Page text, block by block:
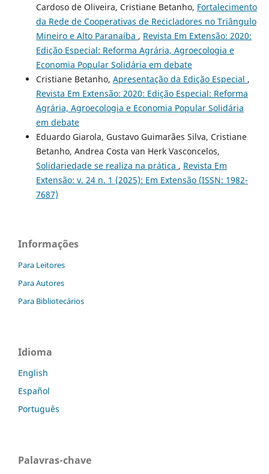
Cardoso de Oliveira, Cristiane Betanho, Fortalecimento
da Rede de Cooperativas de Recicladores no Triângulo
Mineiro e Alto Paranaíba , Revista Em Extensão: 2020:
Edição Especial: Reforma Agrária, Agroecologia e
Economia Popular Solidária em debate
Cristiane Betanho, Apresentação da Edição Especial ,
Revista Em Extensão: 2020: Edição Especial: Reforma
Agrária, Agroecologia e Economia Popular Solidária
em debate
Eduardo Giarola, Gustavo Guimarães Silva, Cristiane
Betanho, Andrea Costa van Herk Vasconcelos,
Solidariedade se realiza na prática , Revista Em
Extensão: v. 24 n. 1 (2025): Em Extensão (ISSN: 1982-
7687)
Informações
Para Leitores
Para Autores
Para Bibliotecários
Idioma
English
Español
Português
Palavras-chave